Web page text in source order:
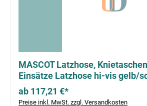
MASCOT Latzhose,
Einsätze Latzhose hi-vis gelb/
ab 117,21 €*
Preise inkl. MwSt. zzgl. Versandkosten